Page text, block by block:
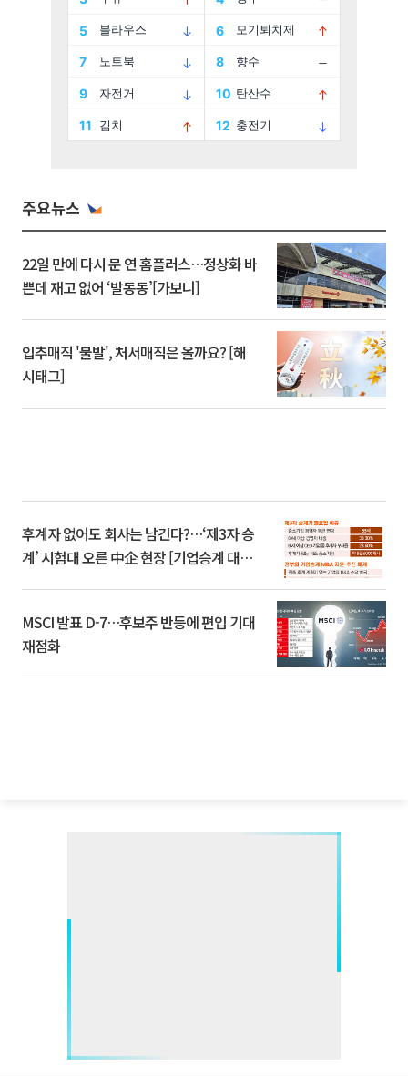
주요뉴스
22일 만에 다시 문 연 홈플러스…정상화 바
쁜데 재고 없어 ‘발동동’[가보니]
입추매직 '불발', 처서매직은 올까요? [해
시태그]
후계자 없어도 회사는 남긴다?…‘제3자 승
계’ 시험대 오른 中企 현장 [기업승계 대전
MSCI 발표 D-7…후보주 반등에 편입 기대
재점화